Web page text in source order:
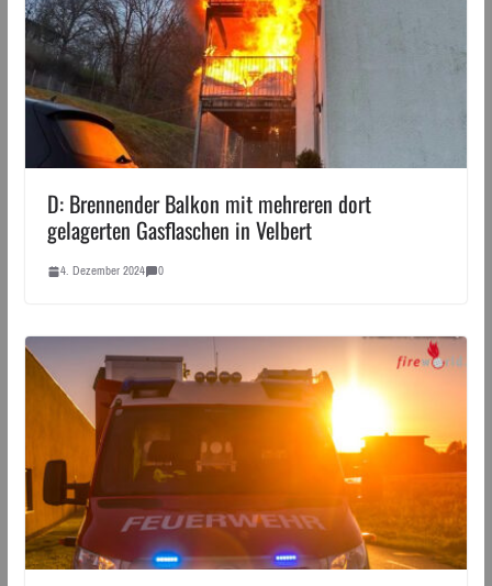
D: Brennender Balkon mit mehreren dort
gelagerten Gasflaschen in Velbert
4. Dezember 2024 0